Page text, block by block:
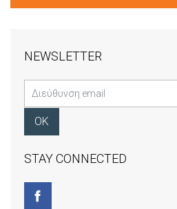
NEWSLETTER
STAY CONNECTED